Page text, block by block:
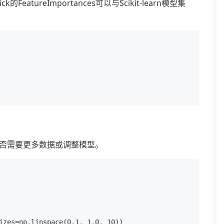
的FeatureImportances可以与Scikit-learn模型集
要更多数据或调整模型。
1.0, 10))